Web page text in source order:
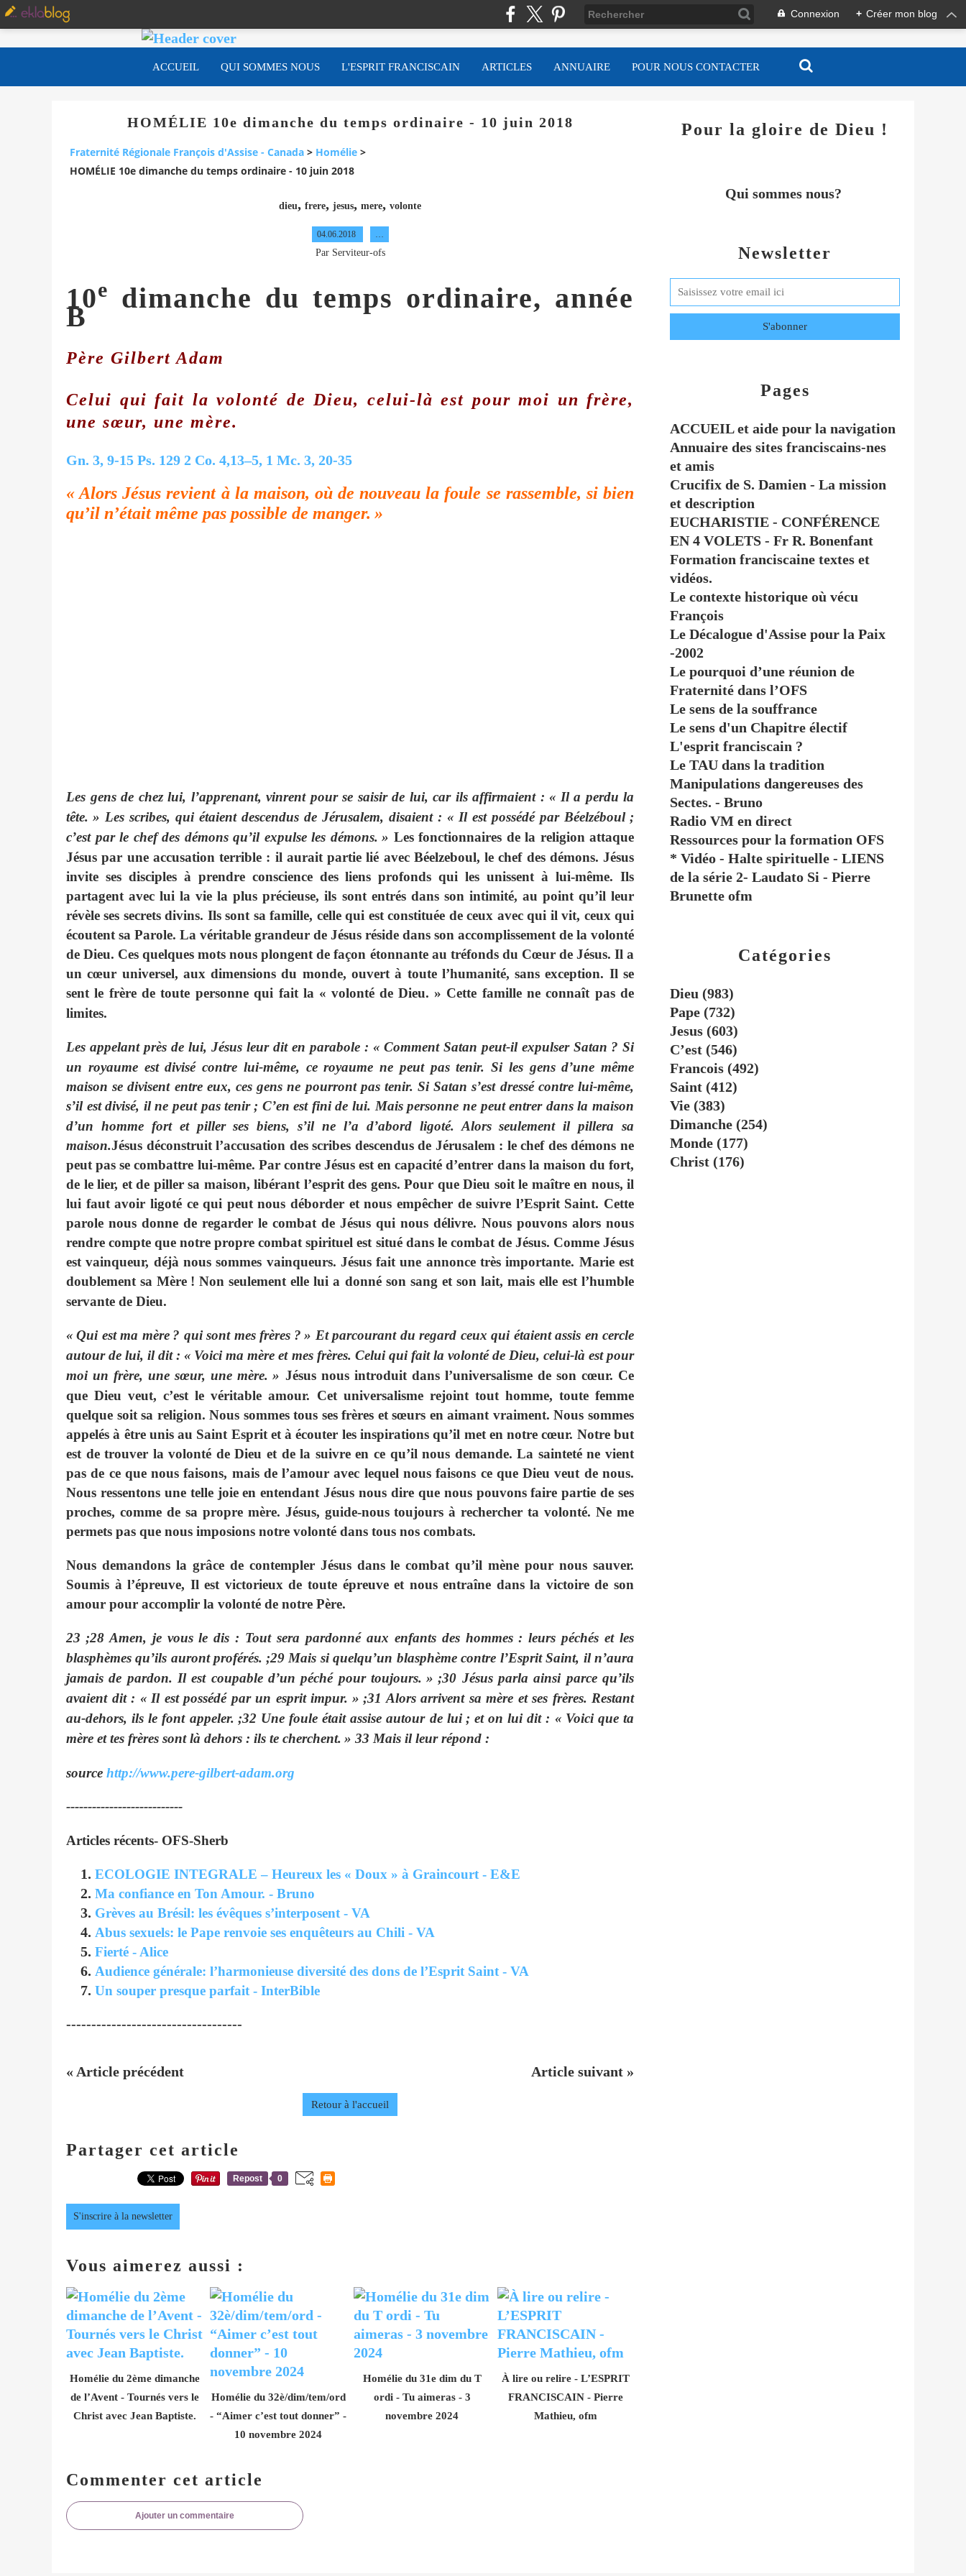
Connexion + Créer mon blog
ACCUEIL QUI SOMMES NOUS L'ESPRIT FRANCISCAIN ARTICLES ANNUAIRE POUR NOUS CONTACTER
HOMÉLIE 10e dimanche du temps ordinaire - 10 juin 2018
Fraternité Régionale François d'Assise - Canada > Homélie >
HOMÉLIE 10e dimanche du temps ordinaire - 10 juin 2018
dieu, frere, jesus, mere, volonte
04.06.2018
Par Serviteur-ofs
10e dimanche du temps ordinaire, année
B
Père Gilbert Adam
Celui qui fait la volonté de Dieu, celui-là est pour moi un frère,
une sœur, une mère.
Gn. 3, 9-15 Ps. 129 2 Co. 4,13–5, 1 Mc. 3, 20-35
« Alors Jésus revient à la maison, où de nouveau la foule se rassemble, si bien
qu’il n’était même pas possible de manger. »
Les gens de chez lui, l’apprenant, vinrent pour se saisir de lui, car ils affirmaient : « Il a perdu la
tête. » Les scribes, qui étaient descendus de Jérusalem, disaient : « Il est possédé par Béelzéboul ;
c’est par le chef des démons qu’il expulse les démons. » Les fonctionnaires de la religion attaque
Jésus par une accusation terrible : il aurait partie lié avec Béelzeboul, le chef des démons. Jésus
invite ses disciples à prendre conscience des liens profonds qui les unissent à lui-même. Ils
partagent avec lui la vie la plus précieuse, ils sont entrés dans son intimité, au point qu’il leur
révèle ses secrets divins. Ils sont sa famille, celle qui est constituée de ceux avec qui il vit, ceux qui
écoutent sa Parole. La véritable grandeur de Jésus réside dans son accomplissement de la volonté
de Dieu. Ces quelques mots nous plongent de façon étonnante au tréfonds du Cœur de Jésus. Il a
un cœur universel, aux dimensions du monde, ouvert à toute l’humanité, sans exception. Il se
sent le frère de toute personne qui fait la « volonté de Dieu. » Cette famille ne connaît pas de
limites.
Les appelant près de lui, Jésus leur dit en parabole : « Comment Satan peut-il expulser Satan ? Si
un royaume est divisé contre lui-même, ce royaume ne peut pas tenir. Si les gens d’une même
maison se divisent entre eux, ces gens ne pourront pas tenir. Si Satan s’est dressé contre lui-même,
s’il est divisé, il ne peut pas tenir ; C’en est fini de lui. Mais personne ne peut entrer dans la maison
d’un homme fort et piller ses biens, s’il ne l’a d’abord ligoté. Alors seulement il pillera sa
maison.Jésus déconstruit l’accusation des scribes descendus de Jérusalem : le chef des démons ne
peut pas se combattre lui-même. Par contre Jésus est en capacité d’entrer dans la maison du fort,
de le lier, et de piller sa maison, libérant l’esprit des gens. Pour que Dieu soit le maître en nous, il
lui faut avoir ligoté ce qui peut nous déborder et nous empêcher de suivre l’Esprit Saint. Cette
parole nous donne de regarder le combat de Jésus qui nous délivre. Nous pouvons alors nous
rendre compte que notre propre combat spirituel est situé dans le combat de Jésus. Comme Jésus
est vainqueur, déjà nous sommes vainqueurs. Jésus fait une annonce très importante. Marie est
doublement sa Mère ! Non seulement elle lui a donné son sang et son lait, mais elle est l’humble
servante de Dieu.
« Qui est ma mère ? qui sont mes frères ? » Et parcourant du regard ceux qui étaient assis en cercle
autour de lui, il dit : « Voici ma mère et mes frères. Celui qui fait la volonté de Dieu, celui-là est pour
moi un frère, une sœur, une mère. » Jésus nous introduit dans l’universalisme de son cœur. Ce
que Dieu veut, c’est le véritable amour. Cet universalisme rejoint tout homme, toute femme
quelque soit sa religion. Nous sommes tous ses frères et sœurs en aimant vraiment. Nous sommes
appelés à être unis au Saint Esprit et à écouter les inspirations qu’il met en notre cœur. Notre but
est de trouver la volonté de Dieu et de la suivre en ce qu’il nous demande. La sainteté ne vient
pas de ce que nous faisons, mais de l’amour avec lequel nous faisons ce que Dieu veut de nous.
Nous ressentons une telle joie en entendant Jésus nous dire que nous pouvons faire partie de ses
proches, comme de sa propre mère. Jésus, guide-nous toujours à rechercher ta volonté. Ne me
permets pas que nous imposions notre volonté dans tous nos combats.
Nous demandons la grâce de contempler Jésus dans le combat qu’il mène pour nous sauver.
Soumis à l’épreuve, Il est victorieux de toute épreuve et nous entraîne dans la victoire de son
amour pour accomplir la volonté de notre Père.
23 ;28 Amen, je vous le dis : Tout sera pardonné aux enfants des hommes : leurs péchés et les
blasphèmes qu’ils auront proférés. ;29 Mais si quelqu’un blasphème contre l’Esprit Saint, il n’aura
jamais de pardon. Il est coupable d’un péché pour toujours. » ;30 Jésus parla ainsi parce qu’ils
avaient dit : « Il est possédé par un esprit impur. » ;31 Alors arrivent sa mère et ses frères. Restant
au-dehors, ils le font appeler. ;32 Une foule était assise autour de lui ; et on lui dit : « Voici que ta
mère et tes frères sont là dehors : ils te cherchent. » 33 Mais il leur répond :
source http://www.pere-gilbert-adam.org
---------------------------
Articles récents- OFS-Sherb
ECOLOGIE INTEGRALE – Heureux les « Doux » à Graincourt - E&E
Ma confiance en Ton Amour. - Bruno
Grèves au Brésil: les évêques s’interposent - VA
Abus sexuels: le Pape renvoie ses enquêteurs au Chili - VA
Fierté - Alice
Audience générale: l’harmonieuse diversité des dons de l’Esprit Saint - VA
Un souper presque parfait - InterBible
-----------------------------------
« Article précédent Article suivant »
Retour à l'accueil
Partager cet article
Repost 0
S'inscrire à la newsletter
Vous aimerez aussi :
Homélie du 2ème dimanche
de l’Avent - Tournés vers le
Christ avec Jean Baptiste.
Homélie du 32è/dim/tem/ord
- “Aimer c’est tout donner” -
10 novembre 2024
Homélie du 31e dim du T
ordi - Tu aimeras - 3
novembre 2024
À lire ou relire - L’ESPRIT
FRANCISCAIN - Pierre
Mathieu, ofm
Commenter cet article
Ajouter un commentaire
Newsletter
Catégories
Dieu (983)
Pape (732)
Jesus (603)
C’est (546)
Francois (492)
Saint (412)
Vie (383)
Dimanche (254)
Monde (177)
Christ (176)
Pages
ACCUEIL et aide pour la navigation
Annuaire des sites franciscains-nes
et amis
Crucifix de S. Damien - La mission
et description
EUCHARISTIE - CONFÉRENCE
EN 4 VOLETS - Fr R. Bonenfant
Formation franciscaine textes et
vidéos.
Le contexte historique où vécu
François
Le Décalogue d'Assise pour la Paix
-2002
Le pourquoi d’une réunion de
Fraternité dans l’OFS
Le sens de la souffrance
Le sens d'un Chapitre électif
L'esprit franciscain ?
Le TAU dans la tradition
Manipulations dangereuses des
Sectes. - Bruno
Radio VM en direct
Ressources pour la formation OFS
* Vidéo - Halte spirituelle - LIENS
de la série 2- Laudato Si - Pierre
Brunette ofm
Pour la gloire de Dieu !
Qui sommes nous?